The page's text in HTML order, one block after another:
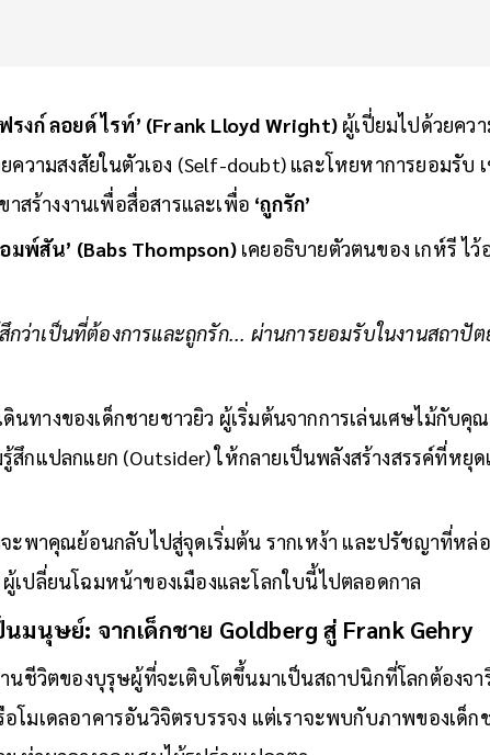
รงก์ ลอยด์ ไรท์’ (Frank Lloyd Wright) ผู้เปี่ยมไปด้วยคว
วามสงสัยในตัวเอง (Self-doubt) และโหยหาการยอมรับ เ
าสร้างงานเพื่อสื่อสารและเพื่อ ‘ถูกรัก’
มพ์สัน’ (Babs Thompson)เคยอธิบายตัวตนของ เกห์รี ไว้
ว่าเป็นที่ต้องการและถูกรัก... ผ่านการยอมรับในงานสถาปัต
ดินทางของเด็กชายชาวยิว ผู้เริ่มต้นจากการเล่นเศษไม้กับคุ
กแปลกแยก (Outsider) ให้กลายเป็นพลังสร้างสรรค์ที่หยุด
จะพาคุณย้อนกลับไปสู่จุดเริ่มต้น รากเหง้า และปรัชญาที่หล่
ผู้เปลี่ยนโฉมหน้าของเมืองและโลกใบนี้ไปตลอดกาล
นมนุษย์: จากเด็กชาย Goldberg สู่ Frank Gehry
นชีวิตของบุรุษผู้ที่จะเติบโตขึ้นมาเป็นสถาปนิกที่โลกต้องจา
มเดลอาคารอันวิจิตรบรรจง แต่เราจะพบกับภาพของเด็ก